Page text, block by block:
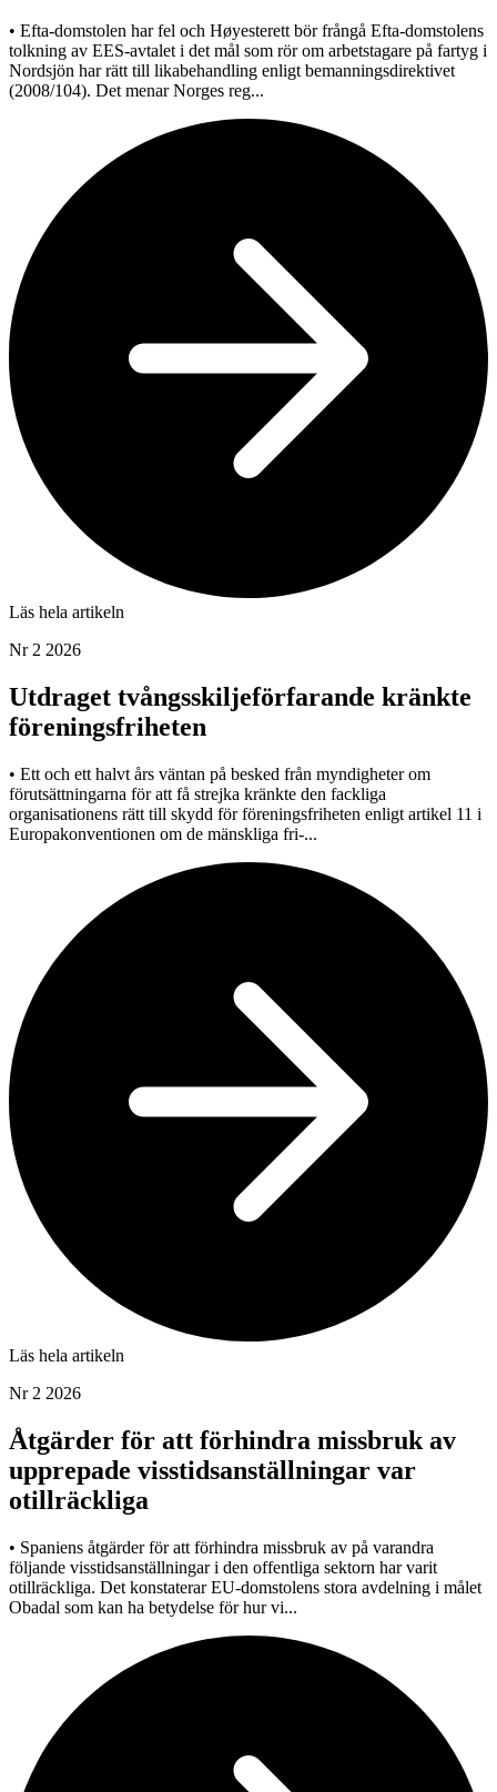
• Efta-domstolen har fel och Høyesterett bör frångå Efta-domstolens
tolkning av EES-avtalet i det mål som rör om arbetstagare på fartyg i
Nordsjön har rätt till likabehandling enligt bemanningsdirektivet
(2008/104). Det menar Norges reg...
Läs hela artikeln
Nr 2 2026
Utdraget tvångsskiljeförfarande kränkte
föreningsfriheten
• Ett och ett halvt års väntan på besked från myndigheter om
förutsättningarna för att få strejka kränkte den fackliga
organisationens rätt till skydd för föreningsfriheten enligt artikel 11 i
Europakonventionen om de mänskliga fri-...
Läs hela artikeln
Nr 2 2026
Åtgärder för att förhindra missbruk av
upprepade visstidsanställningar var
otillräckliga
• Spaniens åtgärder för att förhindra missbruk av på varandra
följande visstidsanställningar i den offentliga sektorn har varit
otillräckliga. Det konstaterar EU-domstolens stora avdelning i målet
Obadal som kan ha betydelse för hur vi...